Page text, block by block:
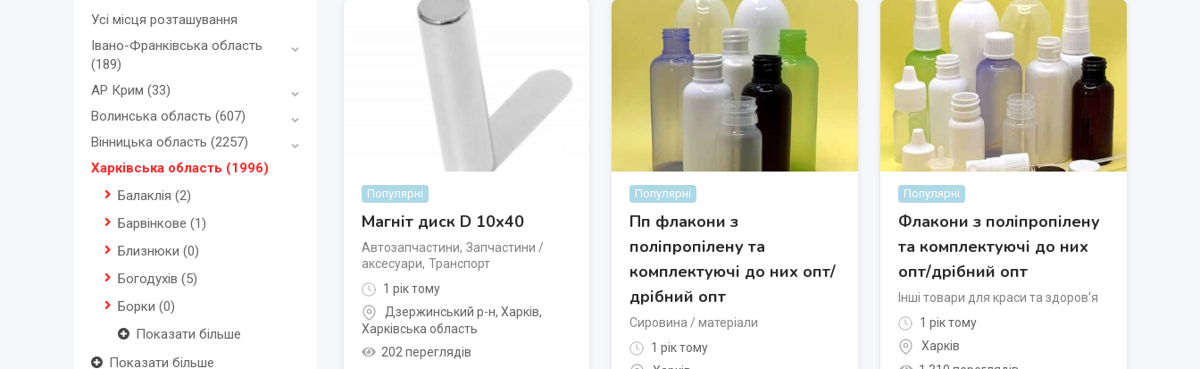
Усі місця розташування
Івано-Франківська область
(189)
АР Крим (33)
Волинська область (607)
Вінницька область (2257)
Харківська область (1996)
Балаклія (2)
Барвінкове (1)
Близнюки (0)
Богодухів (5)
Борки (0)
Показати більше
Показати більше
Популярні
Магніт диск D 10х40
Автозапчастини, Запчастини /
аксесуари, Транспорт
1 рік тому
Дзержинський р-н, Харків,
Харківська область
202 переглядів
Популярні
Пп флакони з
поліпропілену та
комплектуючі до них опт/
дрібний опт
Сировина / матеріали
1 рік тому
Популярні
Флакони з поліпропілену
та комплектуючі до них
опт/дрібний опт
Інші товари для краси та здоров'я
1 рік тому
Харків